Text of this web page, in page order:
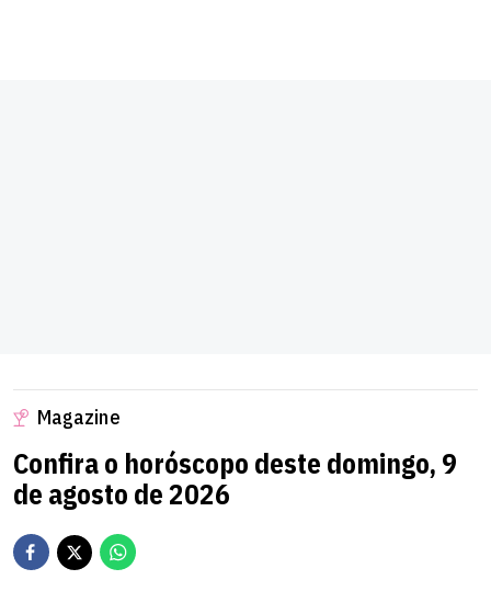
Magazine
Confira o horóscopo deste domingo, 9
de agosto de 2026